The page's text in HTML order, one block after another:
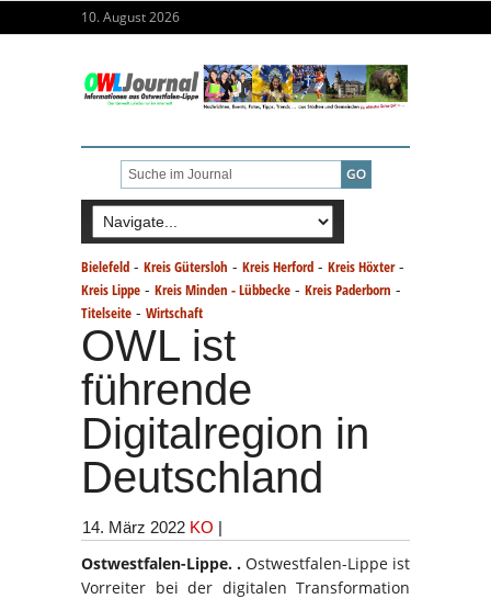
10. August 2026
Bielefeld - Kreis Gütersloh - Kreis Herford - Kreis Höxter-
Kreis Lippe - Kreis Minden - Lübbecke - Kreis Paderborn -
Titelseite - Wirtschaft
OWL ist
führende
Digitalregion in
Deutschland
14. März 2022 KO |
Ostwestfalen-Lippe. . Ostwestfalen-Lippe ist
Vorreiter bei der digitalen Transformation